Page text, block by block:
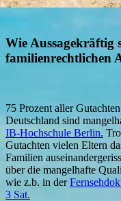
Wie Aussagekräftig
familienrechtlichen
75 Prozent aller
Deutschland sind
IB-Hochschule Berlin.
Gutachten vielen Eltern
Familien
über die mangelhafte
wie z.b. in der
3 Sat.